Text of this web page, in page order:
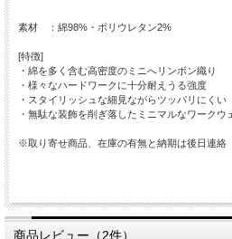
素材 ：綿98%・ポリウレタン2%
[特徴]
・綿を多く含む高密度のミニへリンボン織り
・様々なハードワークに十分耐えうる強度
・スタイリッシュな細見ながらツッパリにくい
・無駄な装飾を削ぎ落したミニマルなワークウ
※取り寄せ商品、在庫の有無と納期は後日連絡
商品レビュー（2件）